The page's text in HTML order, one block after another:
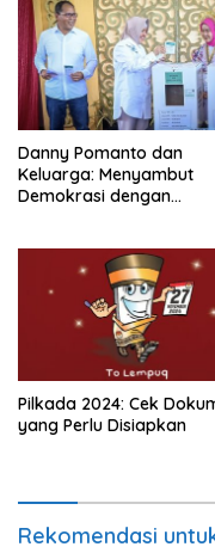
Danny Pomanto dan
Keluarga: Menyambut
Demokrasi dengan
Pilkada 2024: Cek
yang Perlu Disiapkan
Rekomendasi